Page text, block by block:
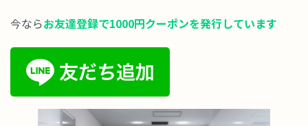
今ならお友達登録で1000円クーポンを発行しています